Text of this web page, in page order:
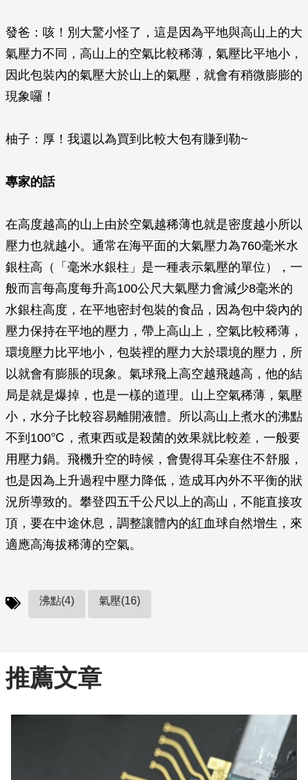
發爸：咳！別大驚小怪了，這是因為平地與高山上的大
氣壓力不同，高山上的空氣比較稀薄，氣壓比平地小，
因此包裝內的氣壓大於山上的氣壓，就會有稍微膨膨的
現象囉！
柚子：厚！我還以為買到比較大包有賺到勒~
專家的話
在高度越高的山上由於空氣越稀薄也就是密度越小所以
壓力也就越小。通常在海平面的大氣壓力為760毫米水
銀柱高（「毫米水銀柱」是一種表示氣壓的單位），一
般而言每高度每升高100公尺大氣壓力會減少8毫米的
水銀柱高度，在平地密封包裝的食品，因為包中袋內的
壓力保持在平地的壓力，帶上高山上，空氣比較稀薄，
環境壓力比平地小，包裝裡的壓力大於環境的壓力，所
以就會有膨脹的現象。氣球飛上高空越飛越高，他的結
局是就是爆掉，也是一樣的道理。山上空氣稀薄，氣壓
小，水分子比較容易離開液體。所以高山上煮水的沸點
不到100℃，煮東西或是殺菌的效果就比較差，一般要
用壓力鍋。飛機升空的時候，會覺得耳朵塞住不舒服，
也是因為上升過程中壓力降低，造成耳內外不平衡的狀
況所導致的。攀登四五千公尺以上的高山，不能直接攻
頂，要在中途休息，調整讓體內的紅血球自然增生，來
適應高海拔稀薄的空氣。
沸點(4) 氣壓(16)
推薦文章